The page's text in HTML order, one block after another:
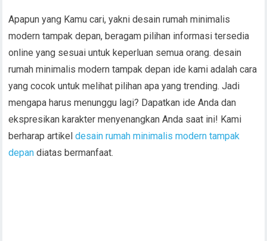
Apapun yang Kamu cari, yakni desain rumah minimalis
modern tampak depan, beragam pilihan informasi tersedia
online yang sesuai untuk keperluan semua orang. desain
rumah minimalis modern tampak depan ide kami adalah cara
yang cocok untuk melihat pilihan apa yang trending. Jadi
mengapa harus menunggu lagi? Dapatkan ide Anda dan
ekspresikan karakter menyenangkan Anda saat ini! Kami
berharap artikeldesain rumah minimalis modern tampak
depandiatas bermanfaat.